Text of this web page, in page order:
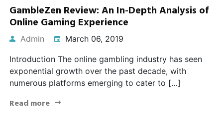
GambleZen Review: An In-Depth Analysis of
Online Gaming Experience
Admin March 06, 2019
Introduction The online gambling industry has seen
exponential growth over the past decade, with
numerous platforms emerging to cater to […]
Read more